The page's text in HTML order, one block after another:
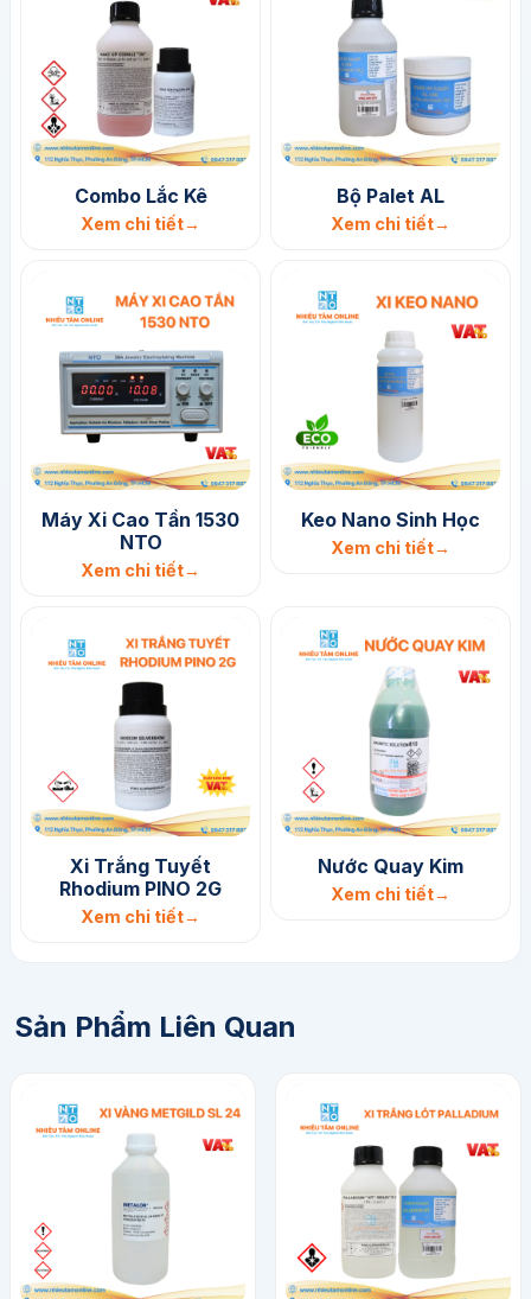
Combo Lắc Kê
Xem chi tiết
Bộ Palet AL
Xem chi tiết
Máy Xi Cao Tần 1530
NTO
Xem chi tiết
Keo Nano Sinh Học
Xem chi tiết
Xi Trắng Tuyết
Rhodium PINO 2G
Xem chi tiết
Nước Quay Kim
Xem chi tiết
Sản Phẩm Liên Quan